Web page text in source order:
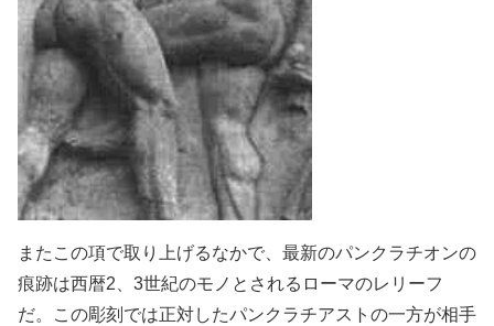
またこの項で取り上げるなかで、最新のパンクラチオンの
痕跡は西暦2、3世紀のモノとされるローマのレリーフ
だ。この彫刻では正対したパンクラチアストの一方が相手